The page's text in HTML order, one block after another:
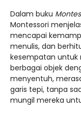
Dalam buku
Montessori
mencapai
menulis, dan
kesempatan untuk
berbagai objek
menyentuh,
garis tepi, tanpa
mungil mereka